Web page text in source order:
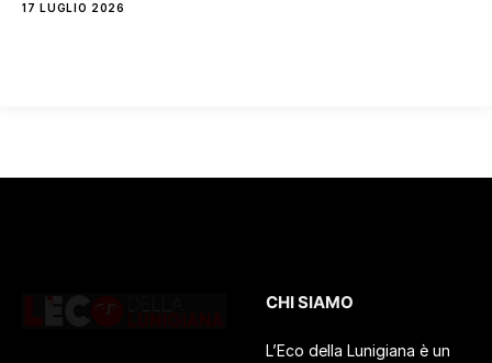
17 LUGLIO 2026
CHI SIAMO
L’Eco della Lunigiana è un